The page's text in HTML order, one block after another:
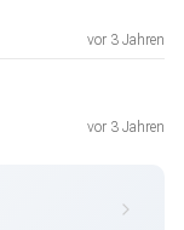
vor 3 Jahren
vor 3 Jahren